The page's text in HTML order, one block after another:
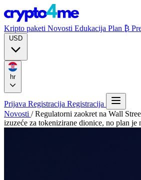
Kripto paketi Novosti Edukacija Plan ₿
hr
Prijava Registracija Registracija
Novosti / Regulatorni zaokret na Wall
izuzeće za tokenizirane dionice, no plan je